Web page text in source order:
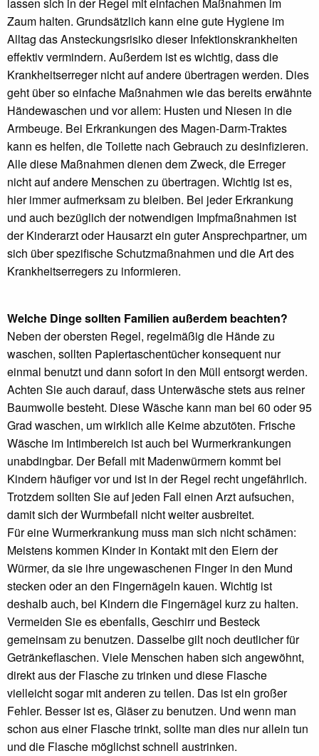
lassen sich in der Regel mit einfachen Maßnahmen im
Zaum halten. Grundsätzlich kann eine gute Hygiene im
Alltag das Ansteckungsrisiko dieser Infektionskrankheiten
effektiv vermindern. Außerdem ist es wichtig, dass die
Krankheitserreger nicht auf andere übertragen werden. Dies
geht über so einfache Maßnahmen wie das bereits erwähnte
Händewaschen und vor allem: Husten und Niesen in die
Armbeuge. Bei Erkrankungen des Magen-Darm-Traktes
kann es helfen, die Toilette nach Gebrauch zu desinfizieren.
Alle diese Maßnahmen dienen dem Zweck, die Erreger
nicht auf andere Menschen zu übertragen. Wichtig ist es,
hier immer aufmerksam zu bleiben. Bei jeder Erkrankung
und auch bezüglich der notwendigen Impfmaßnahmen ist
der Kinderarzt oder Hausarzt ein guter Ansprechpartner, um
sich über spezifische Schutzmaßnahmen und die Art des
Krankheitserregers zu informieren.
Welche Dinge sollten Familien außerdem beachten?
Neben der obersten Regel, regelmäßig die Hände zu
waschen, sollten Papiertaschentücher konsequent nur
einmal benutzt und dann sofort in den Müll entsorgt werden.
Achten Sie auch darauf, dass Unterwäsche stets aus reiner
Baumwolle besteht. Diese Wäsche kann man bei 60 oder 95
Grad waschen, um wirklich alle Keime abzutöten. Frische
Wäsche im Intimbereich ist auch bei Wurmerkrankungen
unabdingbar. Der Befall mit Madenwürmern kommt bei
Kindern häufiger vor und ist in der Regel recht ungefährlich.
Trotzdem sollten Sie auf jeden Fall einen Arzt aufsuchen,
damit sich der Wurmbefall nicht weiter ausbreitet.
Für eine Wurmerkrankung muss man sich nicht schämen:
Meistens kommen Kinder in Kontakt mit den Eiern der
Würmer, da sie ihre ungewaschenen Finger in den Mund
stecken oder an den Fingernägeln kauen. Wichtig ist
deshalb auch, bei Kindern die Fingernägel kurz zu halten.
Vermeiden Sie es ebenfalls, Geschirr und Besteck
gemeinsam zu benutzen. Dasselbe gilt noch deutlicher für
Getränkeflaschen. Viele Menschen haben sich angewöhnt,
direkt aus der Flasche zu trinken und diese Flasche
vielleicht sogar mit anderen zu teilen. Das ist ein großer
Fehler. Besser ist es, Gläser zu benutzen. Und wenn man
schon aus einer Flasche trinkt, sollte man dies nur allein tun
und die Flasche möglichst schnell austrinken.